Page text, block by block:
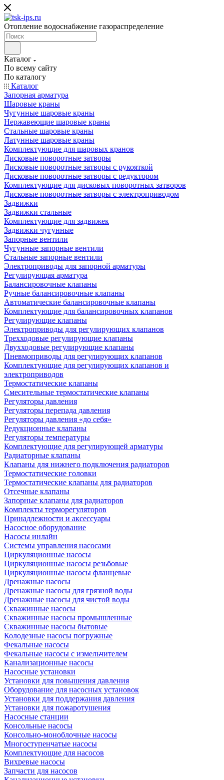
Отопление водоснабжение газораспределение
Каталог
По всему сайту
По каталогу
Каталог
Запорная арматура
Шаровые краны
Чугунные шаровые краны
Нержавеющие шаровые краны
Стальные шаровые краны
Латунные шаровые краны
Комплектующие для шаровых кранов
Дисковые поворотные затворы
Дисковые поворотные затворы с рукояткой
Дисковые поворотные затворы с редуктором
Комплектующие для дисковых поворотных затворов
Дисковые поворотные затворы с электроприводом
Задвижки
Задвижки стальные
Комплектующие для задвижек
Задвижки чугунные
Запорные вентили
Чугунные запорные вентили
Стальные запорные вентили
Электроприводы для запорной арматуры
Регулирующая арматура
Балансировочные клапаны
Ручные балансировочные клапаны
Автоматические балансировочные клапаны
Комплектующие для балансировочных клапанов
Регулирующие клапаны
Электроприводы для регулирующих клапанов
Трехходовые регулирующие клапаны
Двухходовые регулирующие клапаны
Пневмоприводы для регулирующих клапанов
Комплектующие для регулирующих клапанов и
электроприводов
Термостатические клапаны
Смесительные термостатические клапаны
Регуляторы давления
Регуляторы перепада давления
Регуляторы давления «до себя»
Редукционные клапаны
Регуляторы температуры
Комплектующие для регулирующей арматуры
Радиаторные клапаны
Клапаны для нижнего подключения радиаторов
Термостатические головки
Термостатические клапаны для радиаторов
Отсечные клапаны
Запорные клапаны для радиаторов
Комплекты терморегуляторов
Принадлежности и аксессуары
Насосное оборудование
Насосы инлайн
Системы управления насосами
Циркуляционные насосы
Циркуляционные насосы резьбовые
Циркуляционные насосы фланцевые
Дренажные насосы
Дренажные насосы для грязной воды
Дренажные насосы для чистой воды
Скважинные насосы
Скважинные насосы промышленные
Скважинные насосы бытовые
Колодезные насосы погружные
Фекальные насосы
Фекальные насосы с измельчителем
Канализационные насосы
Насосные установки
Установки для повышения давления
Оборудование для насосных установок
Установки для поддержания давления
Установки для пожаротушения
Насосные станции
Консольные насосы
Консольно-моноблочные насосы
Многоступенчатые насосы
Комплектующие для насосов
Вихревые насосы
Запчасти для насосов